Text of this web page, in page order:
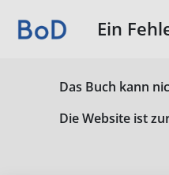
Ein
Das Buch kann
Die Website ist